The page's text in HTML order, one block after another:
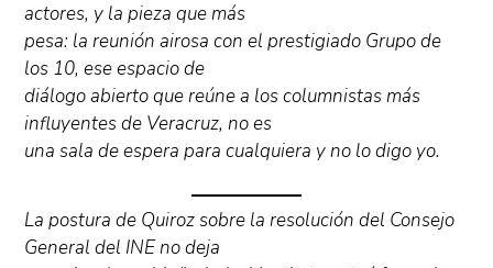
actores, y la pieza que más
pesa: la reunión airosa con el prestigiado Grupo de
los 10, ese espacio de
diálogo abierto que reúne a los columnistas más
influyentes de Veracruz, no es
una sala de espera para cualquiera y no lo digo yo.
La postura de Quiroz sobre la resolución del Consejo
General del INE no deja